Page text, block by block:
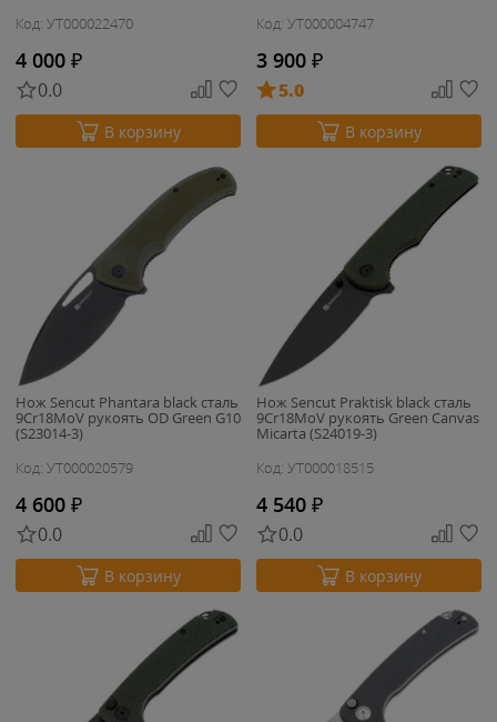
Код: УТ000022470
4 000 ₽
0.0
В корзину
Код: УТ000004747
3 900 ₽
5.0
В корзину
Нож Sencut Phantara black сталь
9Cr18MoV рукоять OD Green G10
(S23014-3)
Код: УТ000020579
4 600 ₽
0.0
В корзину
Нож Sencut Praktisk black сталь
9Cr18MoV рукоять Green Canvas
Micarta (S24019-3)
Код: УТ000018515
4 540 ₽
0.0
В корзину